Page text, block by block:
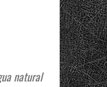
natural